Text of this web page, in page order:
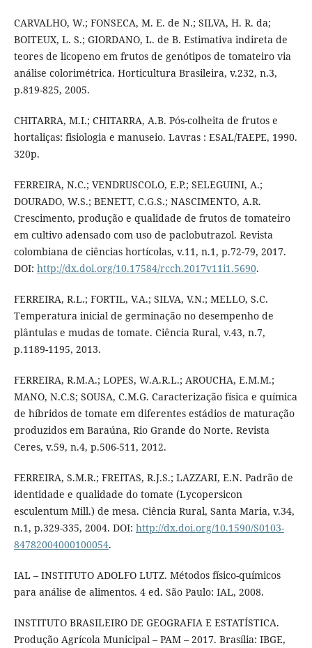
CARVALHO, W.; FONSECA, M. E. de N.; SILVA, H. R. da;
BOITEUX, L. S.; GIORDANO, L. de B. Estimativa indireta de
teores de licopeno em frutos de genótipos de tomateiro via
análise colorimétrica. Horticultura Brasileira, v.232, n.3,
p.819-825, 2005.
CHITARRA, M.I.; CHITARRA, A.B. Pós-colheita de frutos e
hortaliças: fisiologia e manuseio. Lavras : ESAL/FAEPE, 1990.
320p.
FERREIRA, N.C.; VENDRUSCOLO, E.P.; SELEGUINI, A.;
DOURADO, W.S.; BENETT, C.G.S.; NASCIMENTO, A.R.
Crescimento, produção e qualidade de frutos de tomateiro
em cultivo adensado com uso de paclobutrazol. Revista
colombiana de ciências hortícolas, v.11, n.1, p.72-79, 2017.
DOI: http://dx.doi.org/10.17584/rcch.2017v11i1.5690.
FERREIRA, R.L.; FORTIL, V.A.; SILVA, V.N.; MELLO, S.C.
Temperatura inicial de germinação no desempenho de
plântulas e mudas de tomate. Ciência Rural, v.43, n.7,
p.1189-1195, 2013.
FERREIRA, R.M.A.; LOPES, W.A.R.L.; AROUCHA, E.M.M.;
MANO, N.C.S; SOUSA, C.M.G. Caracterização física e química
de híbridos de tomate em diferentes estádios de maturação
produzidos em Baraúna, Rio Grande do Norte. Revista
Ceres, v.59, n.4, p.506-511, 2012.
FERREIRA, S.M.R.; FREITAS, R.J.S.; LAZZARI, E.N. Padrão de
identidade e qualidade do tomate (Lycopersicon
esculentum Mill.) de mesa. Ciência Rural, Santa Maria, v.34,
n.1, p.329-335, 2004. DOI: http://dx.doi.org/10.1590/S0103-
84782004000100054.
IAL – INSTITUTO ADOLFO LUTZ. Métodos físico-químicos
para análise de alimentos. 4 ed. São Paulo: IAL, 2008.
INSTITUTO BRASILEIRO DE GEOGRAFIA E ESTATÍSTICA.
Produção Agrícola Municipal – PAM – 2017. Brasília: IBGE,